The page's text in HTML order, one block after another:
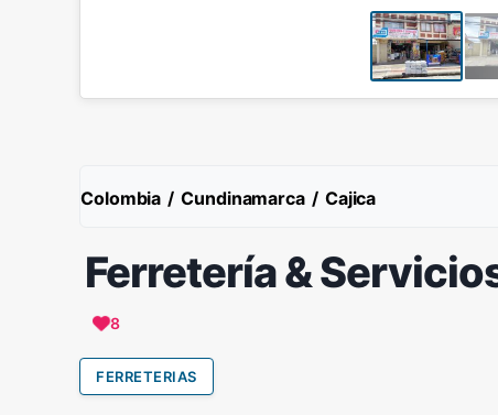
Colombia / Cundinamarca / Cajica
Ferretería &
8
FERRETERIAS